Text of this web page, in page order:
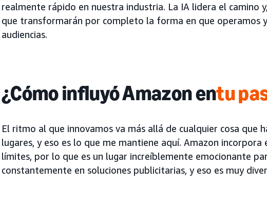
realmente rápido en nuestra industria. La IA lidera el camino
que transformarán por completo la forma en que operamos
audiencias.
¿Cómo influyó Amazon entu
El ritmo al que innovamos va más allá de cualquier cosa que
lugares, y eso es lo que me mantiene aquí. Amazon incorpora
límites, por lo que es un lugar increíblemente emocionante
constantemente en soluciones publicitarias, y eso es muy